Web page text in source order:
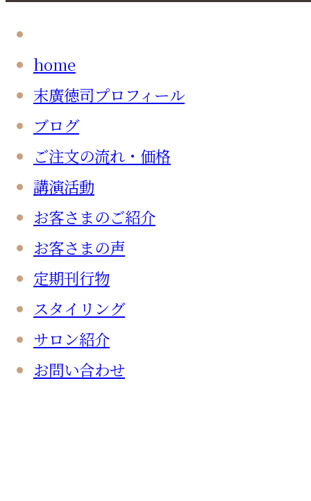
home
末廣徳司プロフィール
ブログ
ご注文の流れ・価格
講演活動
お客さまのご紹介
お客さまの声
定期刊行物
スタイリング
サロン紹介
お問い合わせ